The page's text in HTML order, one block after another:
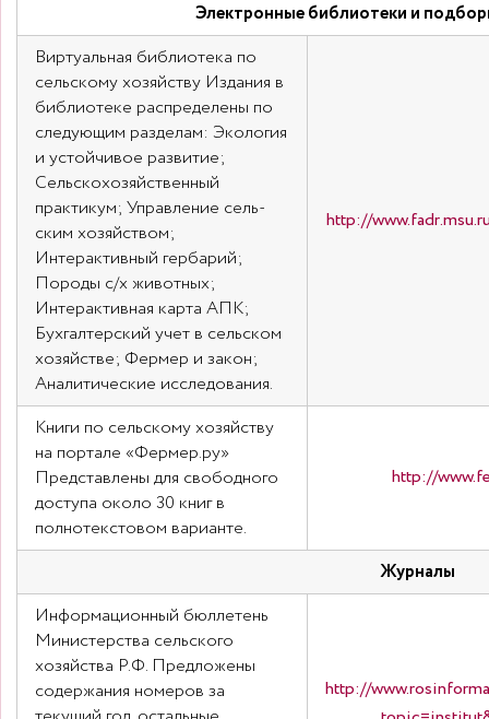
Электронные библиотеки и
Виртуальная библиотека по
сельскому хозяйству Издания в
библиотеке распределены по
следующим разделам: Экология
и устойчивое развитие;
Сельскохозяйственный
практикум; Управление сель-
ским хозяйством;
Интерактивный гербарий;
Породы с/х животных;
Интерактивная карта АПК;
Бухгалтерский учет в сельском
хозяйстве; Фермер и закон;
Аналитические исследования.
http://
Книги по сельскому хозяйству
на портале «Фермер.ру»
Представлены для свободного
доступа около 30 книг в
полнотекстовом варианте.
http://
Журналы
Информационный бюллетень
Министерства сельского
хозяйства Р.Ф. Предложены
содержания номеров за
http://